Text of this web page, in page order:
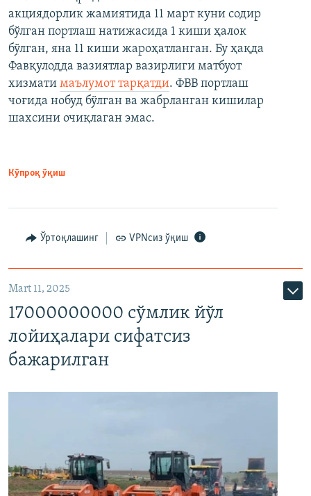
акциядорлик жамиятида 11 март куни содир
бўлган портлаш натижасида 1 киши ҳалок
бўлган, яна 11 киши жароҳатланган. Бу ҳақда
Фавқулодда вазиятлар вазирлиги матбуот
хизмати маълумот тарқатди. ФВВ портлаш
чоғида нобуд бўлган ва жабрланган кишилар
шахсини очиқлаган эмас.
Кўпроқ ўқиш
Ўртоқлашинг VPNсиз ўқиш
Mart 11, 2025
17000000000 сўмлик йўл
лойиҳалари сифатсиз
бажарилган